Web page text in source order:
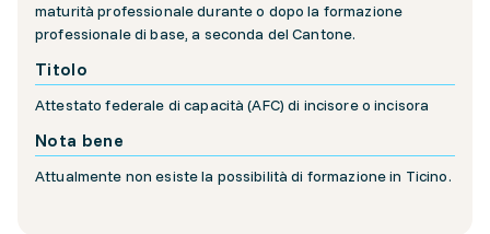
maturità professionale durante o dopo la formazione
professionale di base, a seconda del Cantone.
Titolo
Attestato federale di capacità (AFC) di incisore o incisora
Nota bene
Attualmente non esiste la possibilità di formazione in Ticino.